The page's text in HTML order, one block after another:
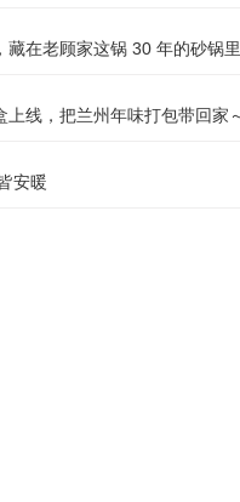
在老顾家这锅 30 年的砂锅里
线，把兰州年味打包带回家
安暖